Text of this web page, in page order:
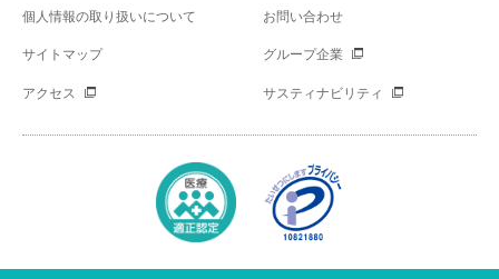
個人情報の取り扱いについて お問い合わせ
サイトマップ グループ企業
アクセス サスティナビリティ